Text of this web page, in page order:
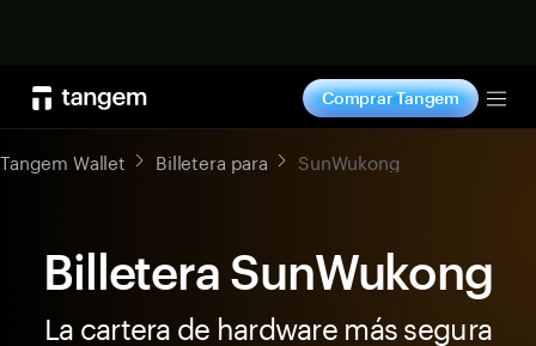
Comprar Tangem
Tangem Wallet Billetera para SunWukong
Billetera SunWukong
La cartera de hardware más segura